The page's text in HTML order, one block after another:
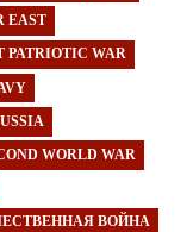
EAST
PATRIOTIC WAR
WORLD WAR
ВОЙНА